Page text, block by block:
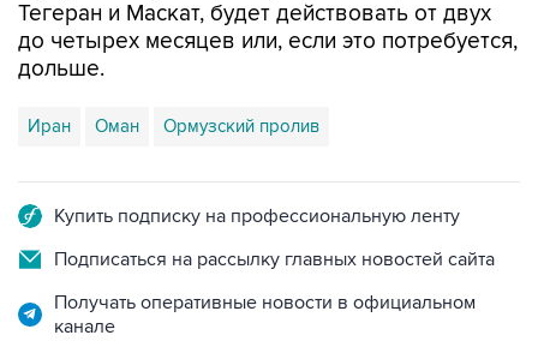
Тегеран и Маскат, будет действовать от двух
до четырех месяцев или, если это потребуется,
дольше.
Иран Оман Ормузский пролив
Купить подписку на профессиональную ленту
Подписаться на рассылку главных новостей сайта
Получать оперативные новости в официальном
канале